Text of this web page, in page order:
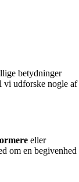
betydninger
vi udforske nogle af
eller
om en begivenhed